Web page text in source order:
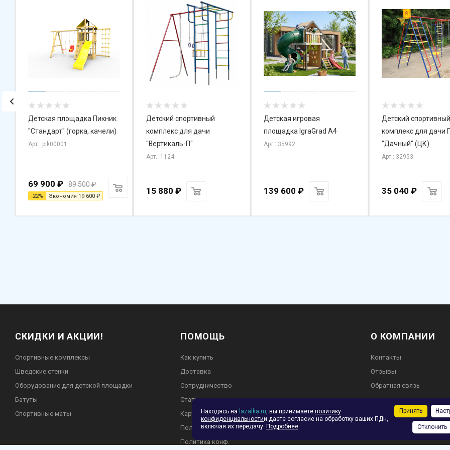
Детская площадка Пикник
"Стандарт" (горка, качели)
Арт.: pik00001
69 900 ₽ 89 500₽
-22% Экономия 19 600₽
Детский спортивный
комплекс для дачи
"Вертикаль-П"
Арт.: 1124
15 880 ₽
Детская игровая
площадка IgraGrad А4
Арт.: 35992
139 600 ₽
Детский спортивный
комплекс для дачи
"Дачный" (ЦК)
Арт.: 32953
35 040 ₽
СКИДКИ И АКЦИИ!
Спортивные комплексы
Шведские стенки
Оборудование для детской площадки
Батуты
Спортивные маты
ПОМОЩЬ
Как купить
Доставка
Сотрудничество
Статьи
Карта сайта
Пользовательское соглашение
Политика конф.
О КОМПАНИИ
Контакты
Отзывы
Обратная связь
Находясь на lazalka.ru, вы принимаете политику
конфиденциальностии даете согласие на обработку ваших ПДн,
включая их передачу. Подробнее
Принять
Отклонить